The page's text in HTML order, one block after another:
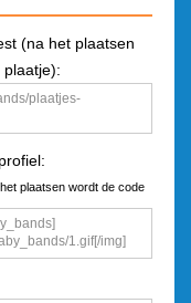
(na het plaatsen
plaatsen wordt de code